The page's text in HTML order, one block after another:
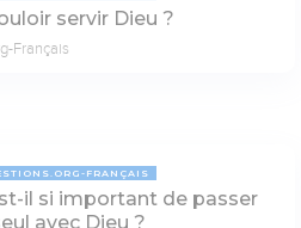
servir Dieu ?
Français
FRANÇAIS
il si important de passer
avec Dieu ?